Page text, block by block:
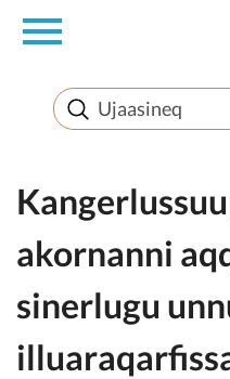
en
Innuttaasunut
Inuussutissarsiorneq
Politikki
Takornariat
akornanni
sinerlugu